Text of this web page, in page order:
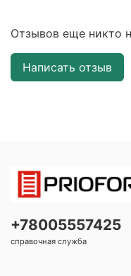
Отзывов еще никто
Написать отзыв
+78005557425
справочная служба